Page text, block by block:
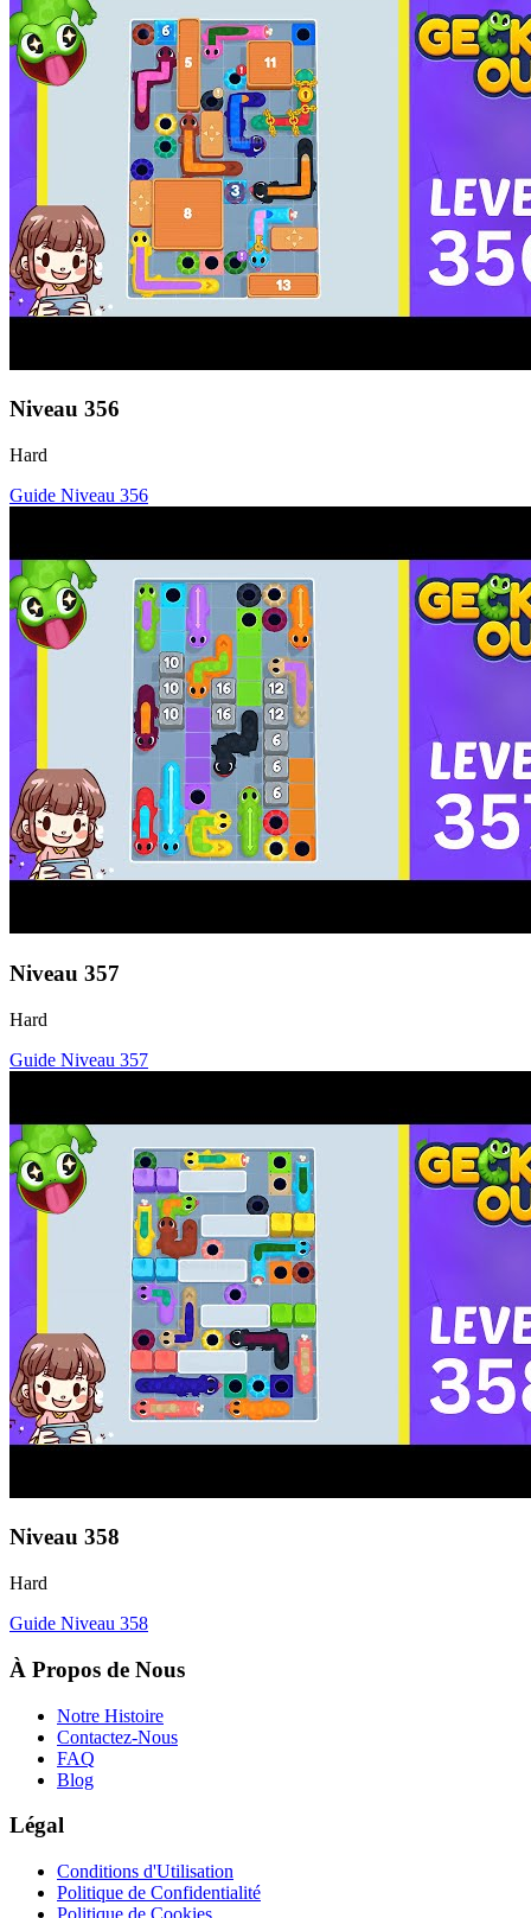
Niveau 356
Hard
Guide Niveau 356
Niveau 357
Hard
Guide Niveau 357
Niveau 358
Hard
Guide Niveau 358
À Propos de Nous
Notre Histoire
Contactez-Nous
FAQ
Blog
Légal
Conditions d'Utilisation
Politique de Confidentialité
Politique de Cookies